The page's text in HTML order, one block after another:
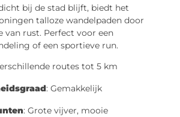
bij de stad blijft, biedt het
talloze wandelpaden door
van rust. Perfect voor een
of een sportieve run.
routes tot 5 km
: Gemakkelijk
: Grote vijver, mooie